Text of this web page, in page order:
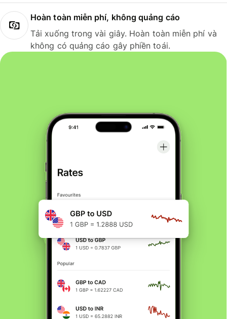
Hoàn toàn miễn phí, không quảng cáo
Tải xuống trong vài giây. Hoàn toàn miễn phí và
không có quảng cáo gây phiền toái.